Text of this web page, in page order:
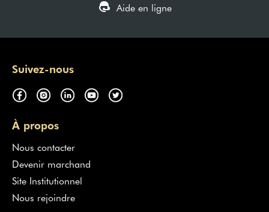
Aide en ligne
Suivez-nous
À propos
Nous contacter
Devenir marchand
Site Institutionnel
Nous rejoindre